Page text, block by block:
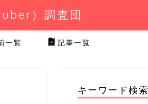
）調査団
一覧 記事一覧
キーワード検索